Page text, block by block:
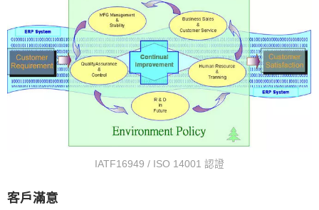
IATF16949 / ISO 14001 認證
客戶滿意